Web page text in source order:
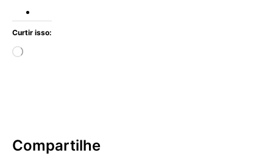
Curtir isso:
Compartilhe